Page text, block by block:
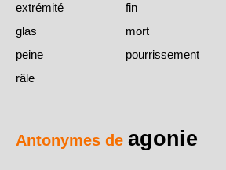
extrémité
fin
glas
mort
peine
pourrissement
râle
Antonymes de agonie